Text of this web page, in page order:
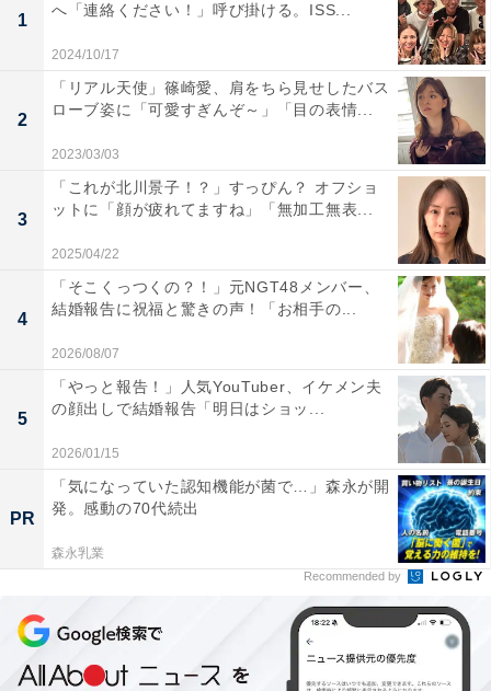
1
へ「連絡ください！」呼び掛ける。ISS...
2024/10/17
2
「リアル天使」篠崎愛、肩をちら見せしたバス
ローブ姿に「可愛すぎんぞ～」「目の表情...
2023/03/03
3
「これが北川景子！？」すっぴん？ オフショ
ットに「顔が疲れてますね」「無加工無表...
2025/04/22
4
「そこくっつくの？！」元NGT48メンバー、
結婚報告に祝福と驚きの声！「お相手の...
2026/08/07
5
「やっと報告！」人気YouTuber、イケメン夫
の顔出しで結婚報告「明日はショッ...
2026/01/15
PR
「気になっていた認知機能が菌で…」森永が開
発。感動の70代続出
森永乳業
Recommended by